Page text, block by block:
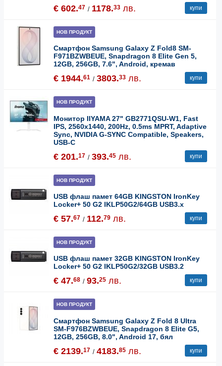
€ 602.47 / 1178.33 лв. купи
НОВ ПРОДУКТ
Смартфон Samsung Galaxy Z Fold8 SM-
F971BZWBEUE, Snapdragon 8 Elite Gen 5,
12GB, 256GB, 7.6", Android, кремав
€ 1944.61 / 3803.33 лв. купи
НОВ ПРОДУКТ
Монитор IIYAMA 27" GB2771QSU-W1, Fast
IPS, 2560x1440, 200Hz, 0.5ms MPRT, Adaptive
Sync, NVIDIA G-SYNC Compatible, Speakers,
USB-C
€ 201.17 / 393.45 лв. купи
НОВ ПРОДУКТ
USB флаш памет 64GB KINGSTON IronKey
Locker+ 50 G2 IKLP50G2/64GB USB3.x
€ 57.67 / 112.79 лв. купи
НОВ ПРОДУКТ
USB флаш памет 32GB KINGSTON IronKey
Locker+ 50 G2 IKLP50G2/32GB USB3.2
€ 47.68 / 93.25 лв. купи
НОВ ПРОДУКТ
Смартфон Samsung Galaxy Z Fold 8 Ultra
SM-F976BZWBEUE, Snapdragon 8 Elite G5,
12GB, 256GB, 8.0", Android 17, бял
€ 2139.17 / 4183.85 лв. купи